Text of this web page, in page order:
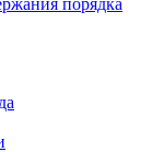
порядка